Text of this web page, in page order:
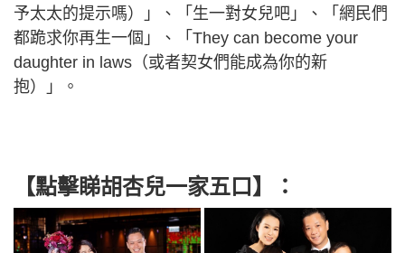
予太太的提示嗎）」、「生一對女兒吧」、「網民們
都跪求你再生一個」、「They can become your
daughter in laws（或者契女們能成為你的新
抱）」。
【點擊睇胡杏兒一家五口】：